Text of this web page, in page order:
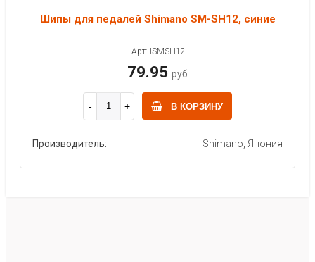
Шипы для педалей Shimano SM-SH12, синие
Арт: ISMSH12
79.95 руб
В КОРЗИНУ
Производитель: Shimano, Япония